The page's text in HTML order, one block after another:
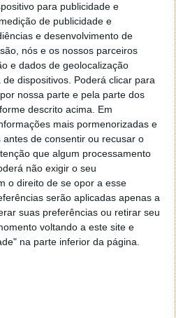
para publicidade e
de publicidade e
e desenvolvimento de
nós e os nossos parceiros
e dados de geolocalização
dispositivos. Poderá clicar para
nossa parte e pela parte dos
descrito acima. Em
mais pormenorizadas e
de consentir ou recusar o
que algum processamento
não exigir o seu
o direito de se opor a esse
serão aplicadas apenas a
suas preferências ou retirar seu
voltando a este site e
na parte inferior da página.
completa do
o custo da reparação
de euros, tornando
a recuperação do veículo.
da correia de
250 e 500 euros em
modelos premium ou